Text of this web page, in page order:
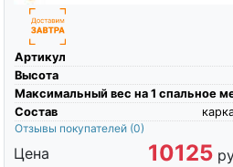
Артикул
Высота
Максимальный вес на 1 спальное
Состав
Отзывы покупателей (0)
Цена 10125